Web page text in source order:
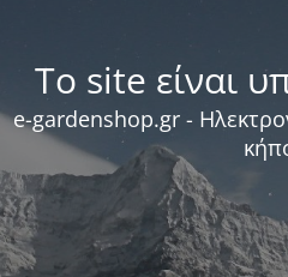
Το site είναι
e-gardenshop.gr -